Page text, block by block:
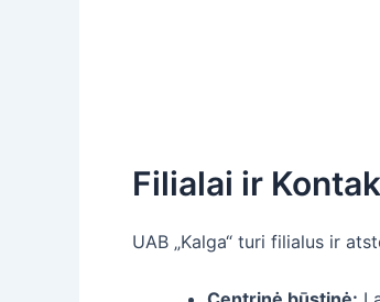
Filialai ir
UAB „Kalga“ turi filialus ir